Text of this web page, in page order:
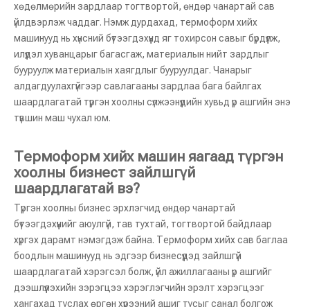
хөдөлмөрийн зардлаар тогтвортой, өндөр чанартай сав
үйлдвэрлэж чаддаг. Нэмж дурдахад, термоформ хийх
машинууд нь хүнсний бүтээгдэхүүнд яг тохирсон савыг бүрдүүлж,
илүүдэл хуванцарыг багасгаж, материалын нийт зардлыг
бууруулж материалын хаягдлыг бууруулдаг. Чанарыг
алдагдуулахгүйгээр савлагааны зардлаа бага байлгах
шаардлагатай түргэн хоолны сүлжээнүүдийн хувьд үр ашгийн энэ
түвшин маш чухал юм.
Термоформ хийх машин яагаад түргэн
хоолны бизнест зайлшгүй
шаардлагатай вэ?
Түргэн хоолны бизнес эрхлэгчид өндөр чанартай
бүтээгдэхүүнийг аюулгүй, тав тухтай, тогтвортой байдлаар
хүргэх дарамт нэмэгдэж байна. Термоформ хийх сав баглаа
боодлын машинууд нь эдгээр бизнесүүдэд зайлшгүй
шаардлагатай хэрэгсэл болж, үйл ажиллагааны үр ашгийг
дээшлүүлэхийн зэрэгцээ хэрэглэгчийн эрэлт хэрэгцээг
хангахад туслах өргөн хүрээний ашиг тусыг санал болгож